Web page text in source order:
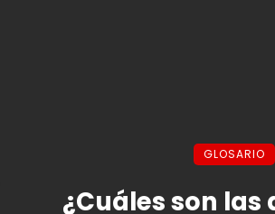
GLOSARIO
¿Cuáles son